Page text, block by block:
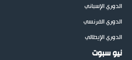
الدوري الإسباني
الدوري الفرنسي
الدوري الإيطالي
نيو سبوت